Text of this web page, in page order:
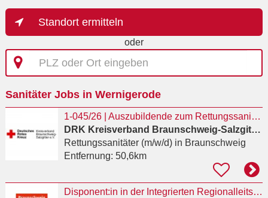
Standort ermitteln
oder
PLZ
oder
eingeben
Sanitäter Jobs in Wernigerode
1-045/26 | Auszubildende zum Rettungssanitäter (m/w/d)
DRK Kreisverband Braunschweig-Salzgitter e.V.
Rettungssanitäter (m/w/d)in Braunschweig
Entfernung: 50,6km
Disponent:in in der Integrierten Regionalleitstelle Braunschweig / Peine